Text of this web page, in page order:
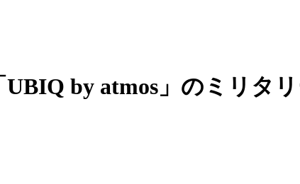
by atmos」のミリタ